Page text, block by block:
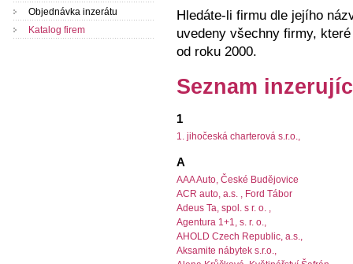
Objednávka inzerátu
Katalog firem
Hledáte-li firmu dle jejího
uvedeny všechny firmy,
od roku 2000.
Seznam
1
1. jihočeská charterová s.r.o.,
A
AAA Auto, České Budějovice
ACR auto, a.s. , Ford Tábor
Adeus Ta, spol. s r. o. ,
Agentura 1+1, s. r. o.,
AHOLD Czech Republic, a.s.,
Aksamite nábytek s.r.o.,